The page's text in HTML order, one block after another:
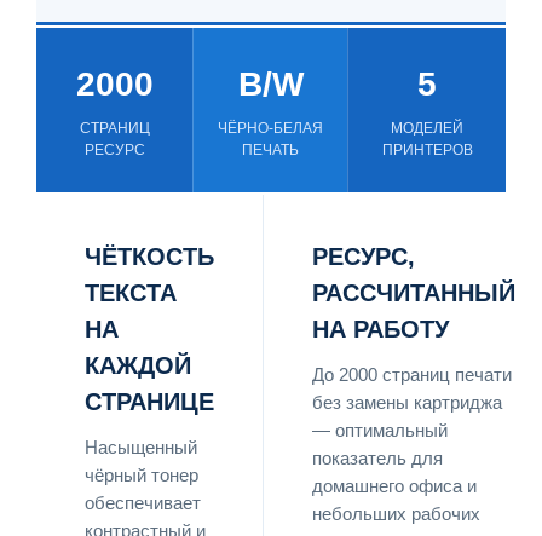
2000
СТРАНИЦ
РЕСУРС
B/W
ЧЁРНО-БЕЛАЯ
ПЕЧАТЬ
5
МОДЕЛЕЙ
ПРИНТЕРОВ
ЧЁТКОСТЬ
ТЕКСТА
НА
КАЖДОЙ
СТРАНИЦЕ
Насыщенный
чёрный тонер
обеспечивает
контрастный и
РЕСУРС,
РАССЧИТАННЫЙ
НА РАБОТУ
До 2000 страниц печати
без замены картриджа
— оптимальный
показатель для
домашнего офиса и
небольших рабочих